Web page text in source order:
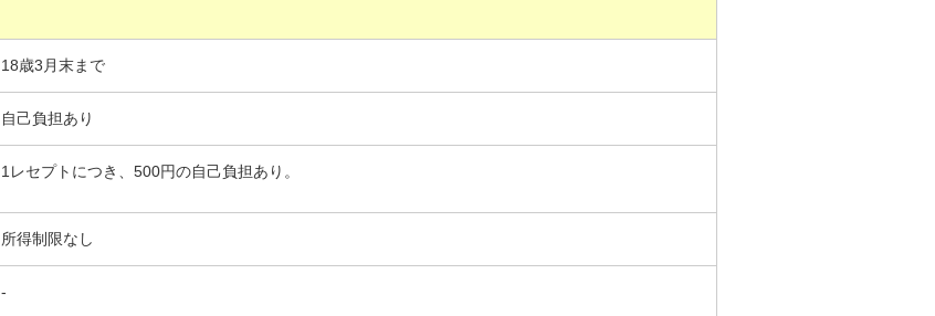
18歳3月末まで
自己負担あり
1レセプトにつき、500円の自己負担あり。
所得制限なし
-